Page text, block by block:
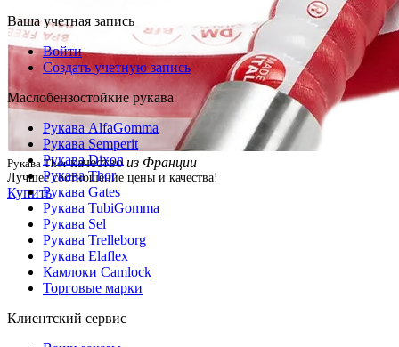
Рукава Thorкачествоиз Франции
Лучшее соотношение цены и качества!
Купить
Ваша учетная запись
Войти
Создать учетную запись
Маслобензостойкие рукава
Рукава AlfaGomma
Рукава Semperit
Рукава Dixon
Рукава Thor
Рукава Gates
Рукава TubiGomma
Рукава Sel
Рукава Trelleborg
Рукава Elaflex
Камлоки Camlock
Торговые марки
Клиентский сервис